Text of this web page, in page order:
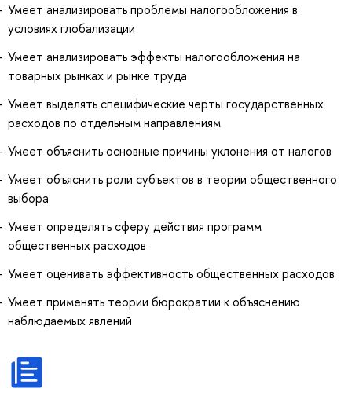
Умеет анализировать проблемы налогообложения в
условиях глобализации
Умеет анализировать эффекты налогообложения на
товарных рынках и рынке труда
Умеет выделять специфические черты государственных
расходов по отдельным направлениям
Умеет объяснить основные причины уклонения от налогов
Умеет объяснить роли субъектов в теории общественного
выбора
Умеет определять сферу действия программ
общественных расходов
Умеет оценивать эффективность общественных расходов
Умеет применять теории бюрократии к объяснению
наблюдаемых явлений